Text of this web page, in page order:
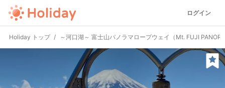
ログイン
Holiday トップ ～河口湖～ 富士山パノラマロープウェイ（Mt. FUJI